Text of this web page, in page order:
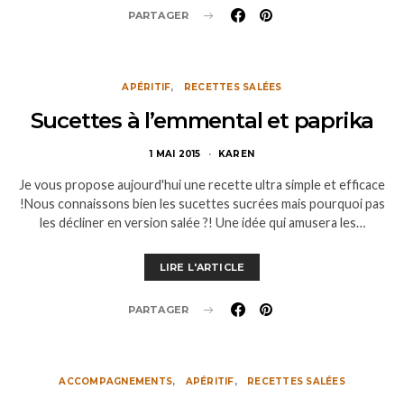
PARTAGER
APÉRITIF RECETTES SALÉES
Sucettes à l’emmental et paprika
1 MAI 2015 KAREN
Je vous propose aujourd'hui une recette ultra simple et efficace
!Nous connaissons bien les sucettes sucrées mais pourquoi pas
les décliner en version salée ?! Une idée qui amusera les…
LIRE L'ARTICLE
PARTAGER
ACCOMPAGNEMENTS APÉRITIF RECETTES SALÉES